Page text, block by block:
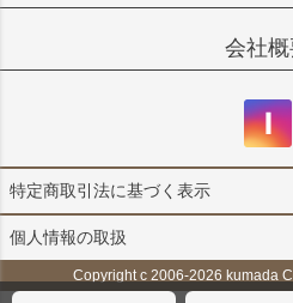
会社
特定商取引法に基づく表示
個人情報の取扱
Copyright c 2006-2026 kumada